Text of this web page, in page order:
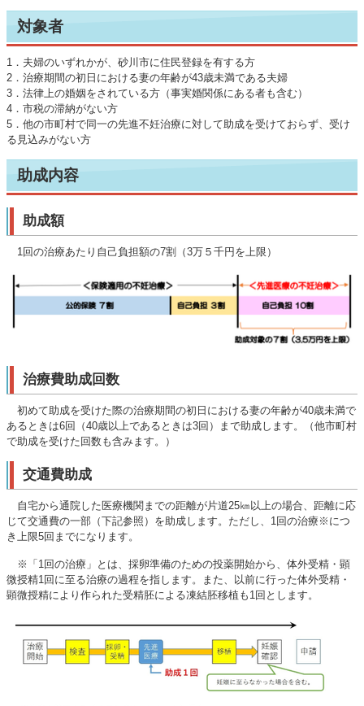
対象者
1．夫婦のいずれかが、砂川市に住民登録を有する方
2．治療期間の初日における妻の年齢が43歳未満である夫婦
3．法律上の婚姻をされている方（事実婚関係にある者も含む）
4．市税の滞納がない方
5．他の市町村で同一の先進不妊治療に対して助成を受けておらず、受け
る見込みがない方
助成内容
助成額
1回の治療あたり自己負担額の7割（3万５千円を上限）
治療費助成回数
初めて助成を受けた際の治療期間の初日における妻の年齢が40歳未満で
あるときは6回（40歳以上であるときは3回）まで助成します。（他市町村
で助成を受けた回数も含みます。）
交通費助成
自宅から通院した医療機関までの距離が片道25㎞以上の場合、距離に応
じて交通費の一部（下記参照）を助成します。ただし、1回の治療※につ
き上限5回までになります。
※「1回の治療」とは、採卵準備のための投薬開始から、体外受精・顕
微授精1回に至る治療の過程を指します。また、以前に行った体外受精・
顕微授精により作られた受精胚による凍結胚移植も1回とします。